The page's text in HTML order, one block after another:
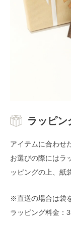
ラッピン
アイテムに合わせ
お選びの際にはラ
ッピングの上、紙
※直送の場合は袋
ラッピング料金：